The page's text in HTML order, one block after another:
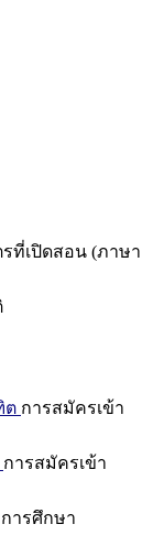
ที่เปิดสอน (ภาษา
ต การสมัครเข้า
การสมัครเข้า
ารศึกษา